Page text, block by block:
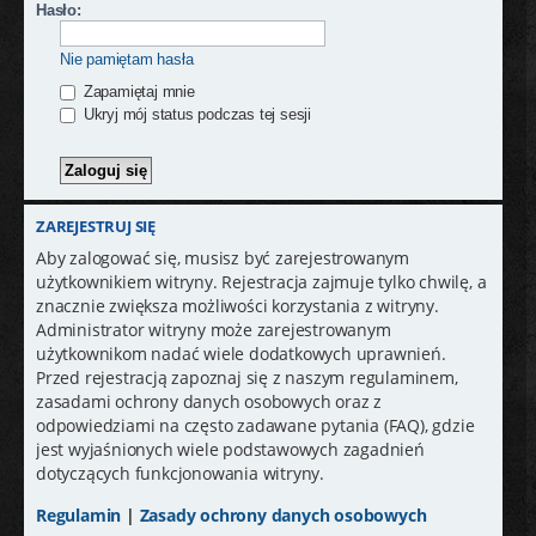
Hasło:
Nie pamiętam hasła
Zapamiętaj mnie
Ukryj mój status podczas tej sesji
ZAREJESTRUJ SIĘ
Aby zalogować się, musisz być zarejestrowanym
użytkownikiem witryny. Rejestracja zajmuje tylko chwilę, a
znacznie zwiększa możliwości korzystania z witryny.
Administrator witryny może zarejestrowanym
użytkownikom nadać wiele dodatkowych uprawnień.
Przed rejestracją zapoznaj się z naszym regulaminem,
zasadami ochrony danych osobowych oraz z
odpowiedziami na często zadawane pytania (FAQ), gdzie
jest wyjaśnionych wiele podstawowych zagadnień
dotyczących funkcjonowania witryny.
Regulamin | Zasady ochrony danych osobowych